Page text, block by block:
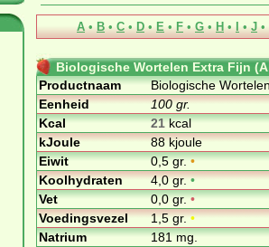
A • B • C • D • E • F • G • H • I • J •
Biologische Wortelen Extra Fijn
Productnaam
Biologische
Eenheid
100 gr.
Kcal
21kcal
kJoule
88 kjoule
Eiwit
0,5 gr.•
Koolhydraten
4,0 gr.•
Vet
0,0 gr.•
Voedingsvezel
1,5 gr.•
Natrium
181 mg.